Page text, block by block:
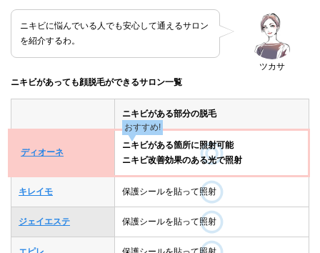
ツカサ
ニキビに悩んでいる人でも安心して通えるサロン
を紹介するわ。
ニキビがあっても顔脱毛ができるサロン一覧
ニキビがある部分の脱毛
ディオーネ
おすすめ!
ニキビがある箇所に照射可能
ニキビ改善効果のある光で照射
キレイモ 保護シールを貼って照射
ジェイエステ 保護シールを貼って照射